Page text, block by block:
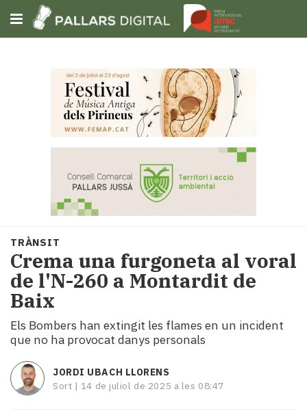
Subscriu-t'hi
Portada
Societat
Política
i
municipis
Economia
turisme
Esports
Mai
tant!
TRÀNSIT
Crema una furgoneta al voral
de l'N-260 a Montardit de
Baix
Els Bombers han extingit les flames en un incident
que no ha provocat danys personals
JORDI UBACH LLORENS
Sort | 14 de juliol de 2025 a les 08:47